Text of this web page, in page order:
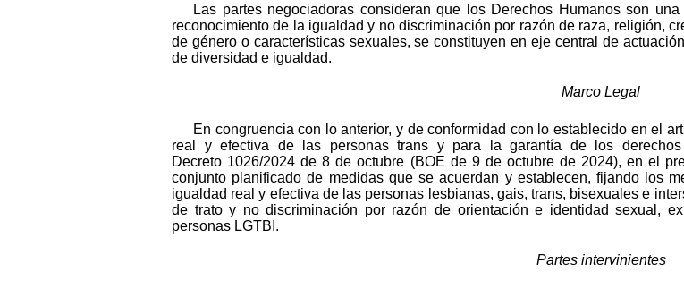
Las partes negociadoras consideran que los Derechos Humanos son
reconocimiento de la igualdad y no discriminación por razón de raza, religión,
de género o características sexuales, se constituyen en eje central de
de diversidad e igualdad.
Marco Legal
En congruencia con lo anterior, y de conformidad con lo establecido en el
real y efectiva de las personas trans y para la garantía de los
Decreto 1026/2024 de 8 de octubre (BOE de 9 de octubre de 2024), en el
conjunto planificado de medidas que se acuerdan y establecen, fijando los
igualdad real y efectiva de las personas lesbianas, gais, trans, bisexuales e
de trato y no discriminación por razón de orientación e identidad sexual,
personas LGTBI.
Partes intervinientes